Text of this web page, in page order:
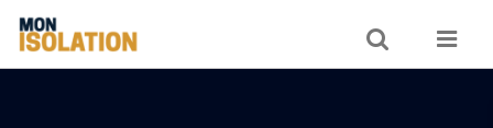
Toggle
search
Toggle